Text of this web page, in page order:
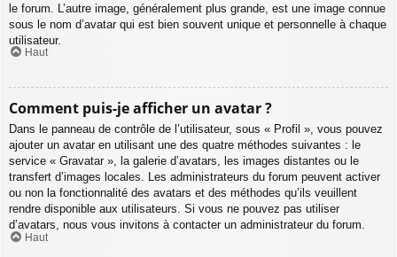
le forum. L’autre image, généralement plus grande, est une image connue
sous le nom d’avatar qui est bien souvent unique et personnelle à chaque
utilisateur.
Haut
Comment puis-je afficher un avatar ?
Dans le panneau de contrôle de l’utilisateur, sous « Profil », vous pouvez
ajouter un avatar en utilisant une des quatre méthodes suivantes : le
service « Gravatar », la galerie d’avatars, les images distantes ou le
transfert d’images locales. Les administrateurs du forum peuvent activer
ou non la fonctionnalité des avatars et des méthodes qu’ils veuillent
rendre disponible aux utilisateurs. Si vous ne pouvez pas utiliser
d’avatars, nous vous invitons à contacter un administrateur du forum.
Haut